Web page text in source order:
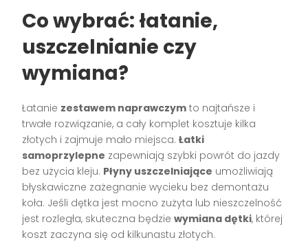
Co wybrać: łatanie,
uszczelnianie czy
wymiana?
Łatanie zestawem naprawczym to najtańsze i
trwałe rozwiązanie, a cały komplet kosztuje kilka
złotych i zajmuje mało miejsca.Łatki
samoprzylepne zapewniają szybki powrót do jazdy
bez użycia kleju. Płyny uszczelniające umożliwiają
błyskawiczne zażegnanie wycieku bez demontażu
koła. Jeśli dętka jest mocno zużyta lub nieszczelność
jest rozległa, skuteczna będziewymiana dętki, której
koszt zaczyna się od kilkunastu złotych.